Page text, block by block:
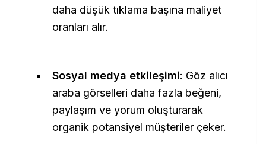
daha düşük tıklama başına maliyet
oranları alır.
Sosyal medya etkileşimi: Göz alıcı
araba görselleri daha fazla beğeni,
paylaşım ve yorum oluşturarak
organik potansiyel müşteriler çeker.